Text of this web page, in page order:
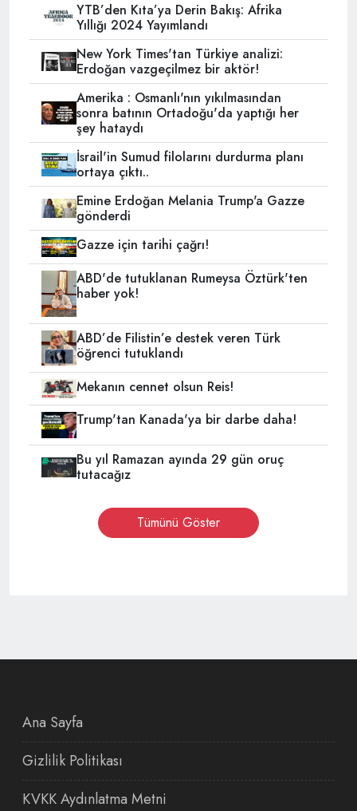
YTB’den Kıta’ya Derin Bakış: Afrika
Yıllığı 2024 Yayımlandı
New York Times'tan Türkiye analizi:
Erdoğan vazgeçilmez bir aktör!
Amerika : Osmanlı'nın yıkılmasından
sonra batının Ortadoğu'da yaptığı her
şey hataydı
İsrail'in Sumud filolarını durdurma planı
ortaya çıktı..
Emine Erdoğan Melania Trump'a Gazze
gönderdi
Gazze için tarihi çağrı!
ABD'de tutuklanan Rumeysa Öztürk'ten
haber yok!
ABD’de Filistin’e destek veren Türk
öğrenci tutuklandı
Mekanın cennet olsun Reis!
Trump'tan Kanada'ya bir darbe daha!
Bu yıl Ramazan ayında 29 gün oruç
tutacağız
Tümünü Göster
Ana Sayfa
Gizlilik Politikası
KVKK Aydınlatma Metni